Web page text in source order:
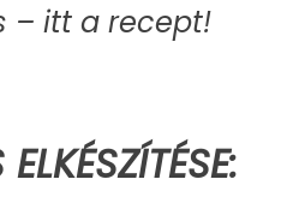
– itt a recept!